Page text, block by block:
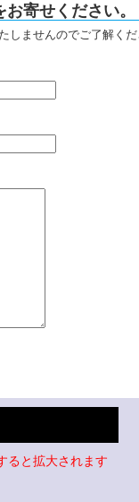
寄せください。
しませんのでご了解く
ると拡大されます